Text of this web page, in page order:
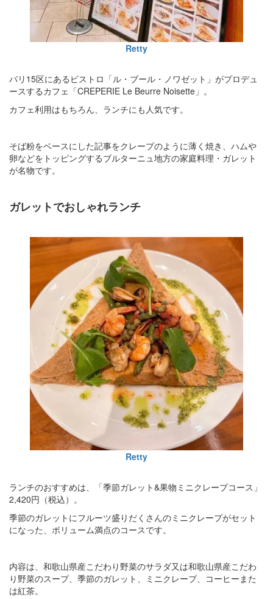
Retty
パリ15区にあるビストロ「ル・ブール・ノワゼット」がプロデュ
ースするカフェ「CREPERIE Le Beurre Noisette」。
カフェ利用はもちろん、ランチにも人気です。
そば粉をベースにした記事をクレープのように薄く焼き、ハムや
卵などをトッピングするブルターニュ地方の家庭料理・ガレット
が名物です。
ガレットでおしゃれランチ
Retty
ランチのおすすめは、「季節ガレット&果物ミニクレープコース」
2,420円（税込）。
季節のガレットにフルーツ盛りだくさんのミニクレープがセット
になった、ボリューム満点のコースです。
内容は、和歌山県産こだわり野菜のサラダ又は和歌山県産こだわ
り野菜のスープ、季節のガレット、ミニクレープ、コーヒーまた
は紅茶。